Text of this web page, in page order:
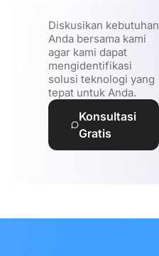
Diskusikan kebutuhan
Anda bersama kami
agar kami dapat
mengidentifikasi
solusi teknologi yang
tepat untuk Anda.
Konsultasi
Gratis